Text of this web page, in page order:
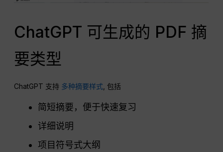
ChatGPT 可生成的 PDF 摘
要类型
ChatGPT 支持 多种摘要样式 , 包括
简短摘要，便于快速复习
详细说明
项目符号式大纲